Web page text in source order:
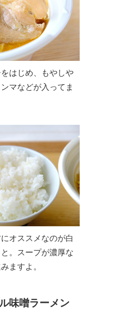
はじめ、もやしや
マなどが入ってま
オススメなのが白
。スープが濃厚な
ますよ。
味噌ラーメン